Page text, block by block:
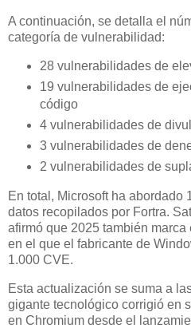
A continuación, se detalla el
categoría de vulnerabilidad:
28 vulnerabilidades de
19 vulnerabilidades de
código
4 vulnerabilidades de
3 vulnerabilidades de
2 vulnerabilidades de
En total, Microsoft ha abordado
datos recopilados por Fortra.
afirmó que 2025 también
en el que el fabricante de
1.000 CVE.
Esta actualización se suma a
gigante tecnológico corrigió en
en Chromium desde el